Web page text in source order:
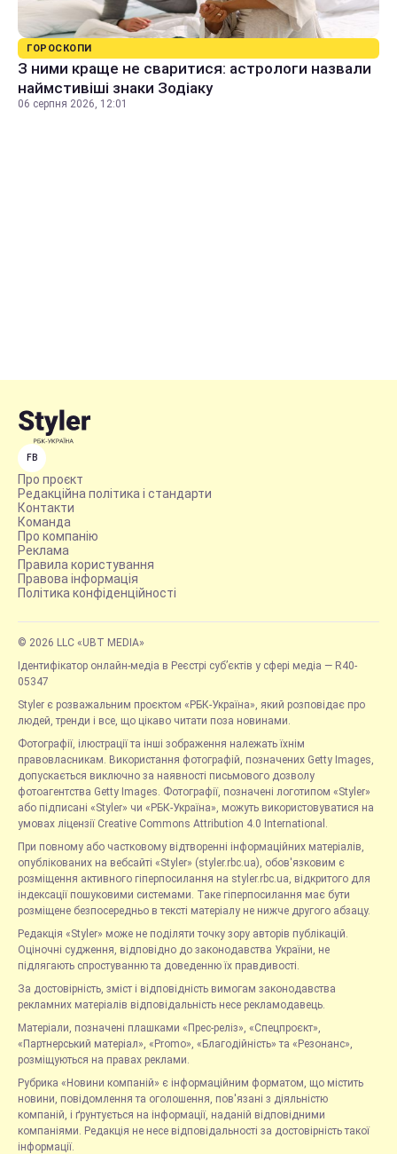
ГОРОСКОПИ
З ними краще не сваритися: астрологи назвали
наймстивіші знаки Зодіаку
06 серпня 2026, 12:01
FB
Про проєкт
Редакційна політика і стандарти
Контакти
Команда
Про компанію
Реклама
Правила користування
Правова інформація
Політика конфіденційності
© 2026 LLC «UBT MEDIA»
Ідентифікатор онлайн-медіа в Реєстрі суб’єктів у сфері медіа — R40-
05347
Styler є розважальним проєктом «РБК-Україна», який розповідає про
людей, тренди і все, що цікаво читати поза новинами.
Фотографії, ілюстрації та інші зображення належать їхнім
правовласникам. Використання фотографій, позначених Getty Images,
допускається виключно за наявності письмового дозволу
фотоагентства Getty Images. Фотографії, позначені логотипом «Styler»
або підписані «Styler» чи «РБК-Україна», можуть використовуватися на
умовах ліцензії Creative Commons Attribution 4.0 International.
При повному або частковому відтворенні інформаційних матеріалів,
опублікованих на вебсайті «Styler» (styler.rbc.ua), обов'язковим є
розміщення активного гіперпосилання на styler.rbc.ua, відкритого для
індексації пошуковими системами. Таке гіперпосилання має бути
розміщене безпосередньо в тексті матеріалу не нижче другого абзацу.
Редакція «Styler» може не поділяти точку зору авторів публікацій.
Оціночні судження, відповідно до законодавства України, не
підлягають спростуванню та доведенню їх правдивості.
За достовірність, зміст і відповідність вимогам законодавства
рекламних матеріалів відповідальність несе рекламодавець.
Матеріали, позначені плашками «Прес-реліз», «Спецпроєкт»,
«Партнерський матеріал», «Promo», «Благодійність» та «Резонанс»,
розміщуються на правах реклами.
Рубрика «Новини компаній» є інформаційним форматом, що містить
новини, повідомлення та оголошення, пов'язані з діяльністю
компаній, і ґрунтується на інформації, наданій відповідними
компаніями. Редакція не несе відповідальності за достовірність такої
інформації.